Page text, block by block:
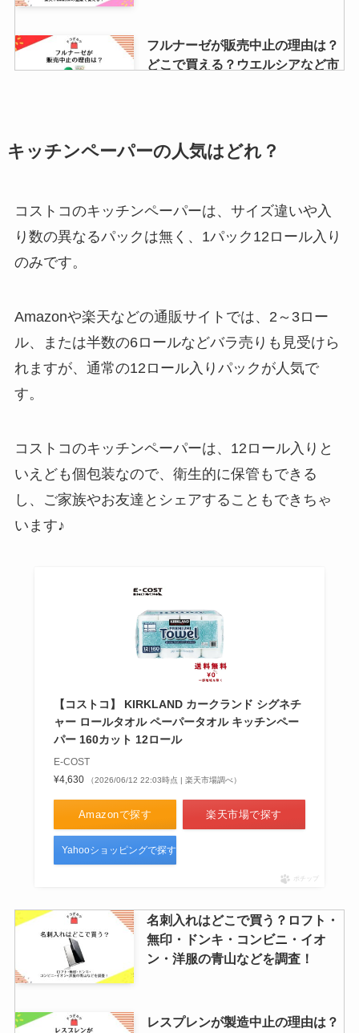
フルナーゼが販売中止の理由は？
どこで買える？ウエルシアなど市
すとぷりグッズ売ってる場所とガ
オールドスパイスはドンキホーテ
火災報知器の電池はどこに売って
る？ホームセンターやケーズ電
ウィンストンのフィルターはどこ
に売ってる？ファミマや通販で購
入可能？最安値は？
エディオンなど売ってる場所を調
査！
運転用サングラスはどこで買う？
JINS・zoff・ユニクロ・無印など
販売店舗をリサーチ！
ニ・通販にある？新千歳空港・札
幌・東京・大阪も調査！
キッチンペーパーの人気はどれ？
コストコのキッチンペーパーは、サイズ違いや入
り数の異なるパックは無く、1パック12ロール入り
のみです。
Amazonや楽天などの通販サイトでは、2～3ロー
ル、または半数の6ロールなどバラ売りも見受けら
れますが、通常の12ロール入りパックが人気で
す。
コストコのキッチンペーパーは、12ロール入りと
いえども個包装なので、衛生的に保管もできる
し、ご家族やお友達とシェアすることもできちゃ
います♪
【コストコ】 KIRKLAND カークランド シグネチ
ャー ロールタオル ペーパータオル キッチンペー
パー 160カット 12ロール
E-COST
¥4,630
（2026/06/12 22:03時点 | 楽天市場調べ）
Amazonで探す 楽天市場で探す
Yahooショッピングで探す
ポチップ
名刺入れはどこで買う？ロフト・
無印・ドンキ・コンビニ・イオ
ン・洋服の青山などを調査！
レスプレンが製造中止の理由は？